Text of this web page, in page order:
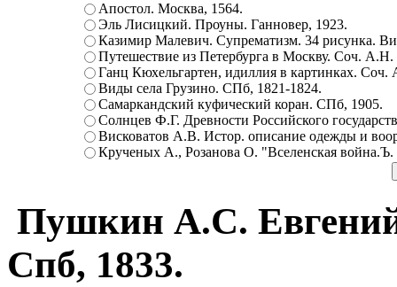
Апостол. Москва, 1564.
Эль Лисицкий. Проуны. Ганновер, 1923.
Казимир Малевич. Супрематизм. 34 рисунка.
Путешествие из Петербурга в Москву. Соч.
Ганц Кюхельгартен, идиллия в картинках.
Виды села Грузино. СПб, 1821-1824.
Самаркандский куфический коран. СПб, 1905.
Солнцев Ф.Г. Древности Российского
Висковатов А.В. Истор. описание одежды и
Крученых А., Розанова О. "Вселенская
Пушкин А.С.
Спб, 1833.